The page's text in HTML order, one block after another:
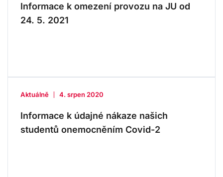
Informace k omezení provozu na JU od
24. 5. 2021
Aktuálně 4. srpen 2020
Informace k údajné nákaze našich
studentů onemocněním Covid-2